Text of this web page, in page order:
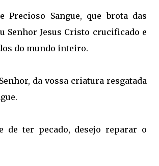
Precioso Sangue, que brota das
Senhor Jesus Cristo crucificado e
do mundo inteiro.
da vossa criatura resgatada
de ter pecado, desejo reparar o